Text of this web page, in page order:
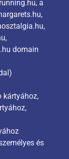
a
domain
kártyához,
és